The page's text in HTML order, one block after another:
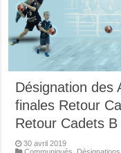
Désignation des
finales Retour
Retour Cadets B
30 avril 2019